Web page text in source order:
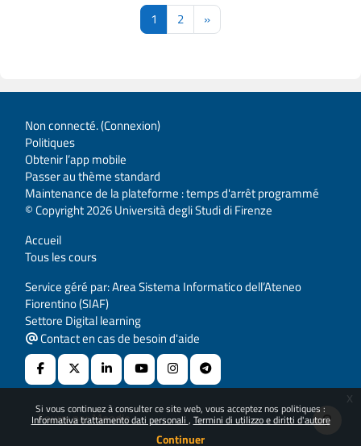
Si vous continuez à consulter ce site web, vous acceptez nos politiques :
Informativa trattamento dati personali Termini di utilizzo e diritti d'autore
Continuer
x
1 Page 1
2Page 2
»Page suivante
Non connecté. (Connexion)
Politiques
Obtenir l’app mobile
Passer au thème standard
Maintenance de la plateforme : temps d'arrêt programmé
© Copyright 2026 Università degli Studi di Firenze
Accueil
Tous les cours
Service géré par: Area Sistema Informatico dell’Ateneo
Fiorentino (SIAF)
Settore Digital learning
Contact en cas de besoin d'aide
Fourni parMoodle